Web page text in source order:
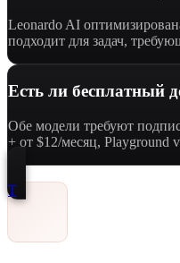
Leonardo AI
подходит для задач,
Есть ли бесплатный
Обе модели требуют
+ от $12/месяц, Playground
Т